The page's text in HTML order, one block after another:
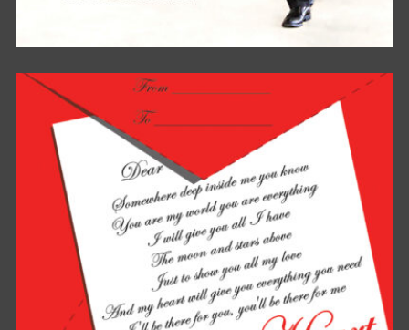
IL SOGNO PIÙ GRANDE